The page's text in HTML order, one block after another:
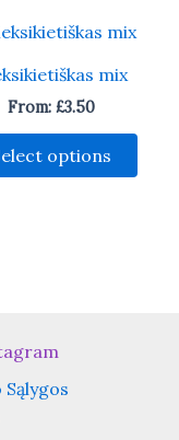
mix
From: £3.50
options
This